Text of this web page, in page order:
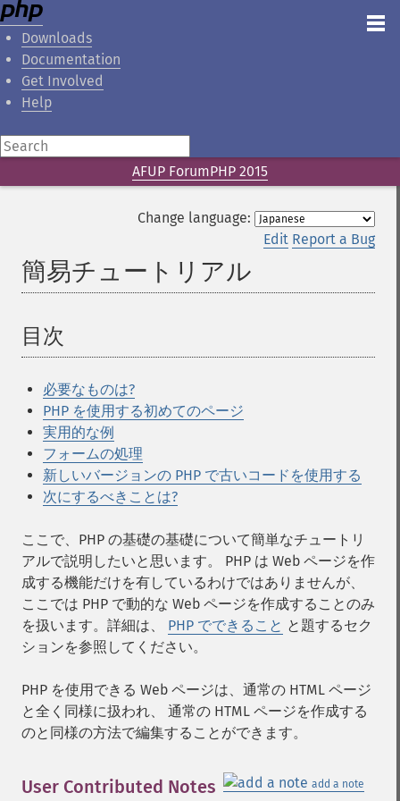
Downloads
Documentation
Get Involved
Help
AFUP ForumPHP 2015
Change language:
Edit Report a Bug
簡易チュートリアル
目次
必要なものは?
PHP を使用する初めてのページ
実用的な例
フォームの処理
新しいバージョンの PHP で古いコードを使用する
次にするべきことは?
ここで、PHP の基礎の基礎について簡単なチュートリ
アルで説明したいと思います。 PHP は Web ページを作
成する機能だけを有しているわけではありませんが、
ここでは PHP で動的な Web ページを作成することのみ
を扱います。詳細は、 PHP でできること と題するセク
ションを参照してください。
PHP を使用できる Web ページは、通常の HTML ページ
と全く同様に扱われ、 通常の HTML ページを作成する
のと同様の方法で編集することができます。
add a note
User Contributed Notes